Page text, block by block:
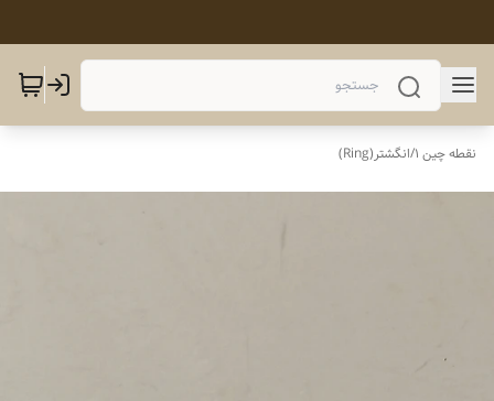
نقطه چین 1 /انگشتر(Ring)